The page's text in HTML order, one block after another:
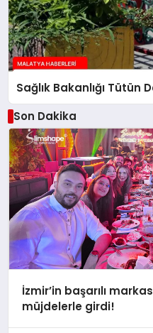
Sağlık Bakanlığı Tütün
Son Dakika
İzmir’in başarılı
müjdelerle girdi!